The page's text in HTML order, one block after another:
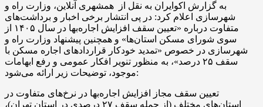
به گزارش اکوایران به نقل از همشهری آنلاین، وزارت راه و
شهرسازی اعلام کرد: در پی انتشار برخی اخبار و برداشت‌های
متفاوت درباره «تعیین سقف افزایش اجاره‌بها در سال ۱۴۰۵ از
سوی شورای مسکن استان‌ها» و همچنین پیشنهاد وزارت راه و
شهرسازی در خصوص «تمدید خودکار قراردادهای اجاره مسکن با
سقف ۲۵ درصد»، به منظور تنویر افکار عمومی و رفع ابهامات
موجود، توضیحات زیر ارائه می‌شود:
تعیین سقف مجاز افزایش اجاره‌بها در نرخ‌های متفاوت در
استان‌های مختلف (از جمله سقف ۲۷ درصدی در استان تهران)،